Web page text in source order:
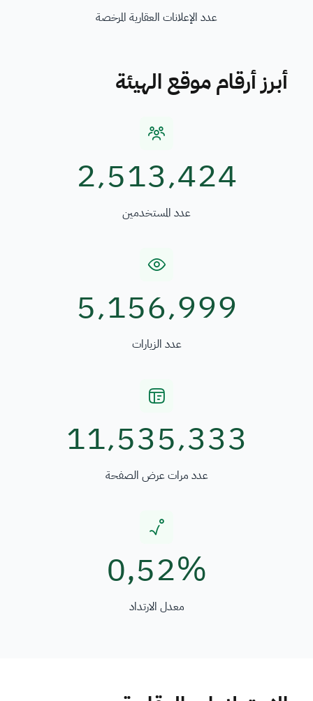
عدد الإعلانات العقارية المرخصة
أبرز أرقام موقع الهيئة
2٬513٬424
عدد المستخدمين
5٬156٬999
عدد الزيارات
11٬535٬333
عدد مرات عرض الصفحة
0٫52%
معدل الارتداد